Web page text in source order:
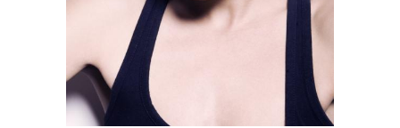
Стрижки без укладки Стрижки для тонких и
Красивые стрижки Практичные стрижки